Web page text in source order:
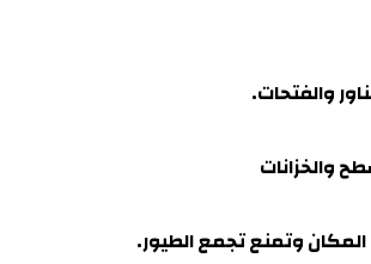
والفتحات.
والخزانات
وتمنع تجمع الطيور.